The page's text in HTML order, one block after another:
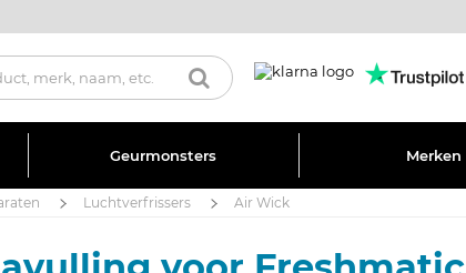
Geurmonsters Merken
Luchtverfrissers Air Wick